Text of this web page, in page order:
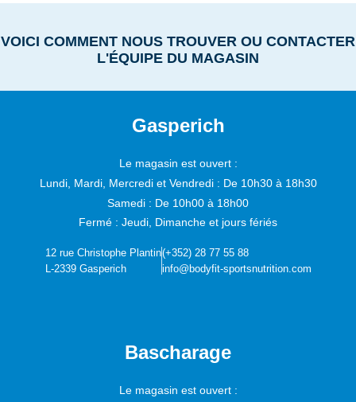
VOICI COMMENT NOUS TROUVER OU CONTACTER
L'ÉQUIPE DU MAGASIN
Gasperich
Le magasin est ouvert :
Lundi, Mardi, Mercredi et Vendredi : De 10h30 à 18h30
Samedi : De 10h00 à 18h00
Fermé : Jeudi, Dimanche et jours fériés
12 rue Christophe Plantin
L-2339 Gasperich
(+352) 28 77 55 88
info@bodyfit-sportsnutrition.com
Bascharage
Le magasin est ouvert :